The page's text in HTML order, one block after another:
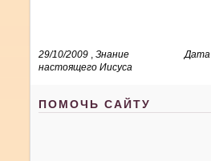
29/10/2009 Дата
,Знание
настоящего Иисуса
ПОМОЧЬ САЙТУ